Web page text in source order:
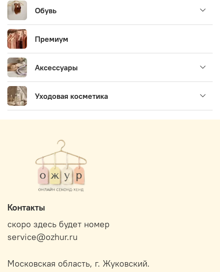
Обувь
Премиум
Аксессуары
Уходовая косметика
Контакты
скоро здесь будет номер
service@ozhur.ru
Московская область, г. Жуковский.